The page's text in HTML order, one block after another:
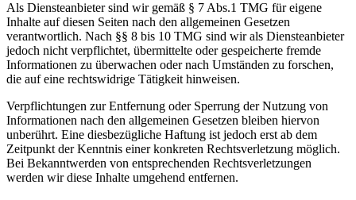
Als Diensteanbieter sind wir gemäß § 7 Abs.1 TMG für eigene
Inhalte auf diesen Seiten nach den allgemeinen Gesetzen
verantwortlich. Nach §§ 8 bis 10 TMG sind wir als Diensteanbieter
jedoch nicht verpflichtet, übermittelte oder gespeicherte fremde
Informationen zu überwachen oder nach Umständen zu forschen,
die auf eine rechtswidrige Tätigkeit hinweisen.
Verpflichtungen zur Entfernung oder Sperrung der Nutzung von
Informationen nach den allgemeinen Gesetzen bleiben hiervon
unberührt. Eine diesbezügliche Haftung ist jedoch erst ab dem
Zeitpunkt der Kenntnis einer konkreten Rechtsverletzung möglich.
Bei Bekanntwerden von entsprechenden Rechtsverletzungen
werden wir diese Inhalte umgehend entfernen.